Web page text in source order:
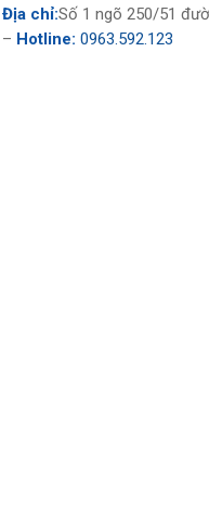
Địa chỉ:Số 1 ngõ 250/51
– Hotline: 0963.592.123